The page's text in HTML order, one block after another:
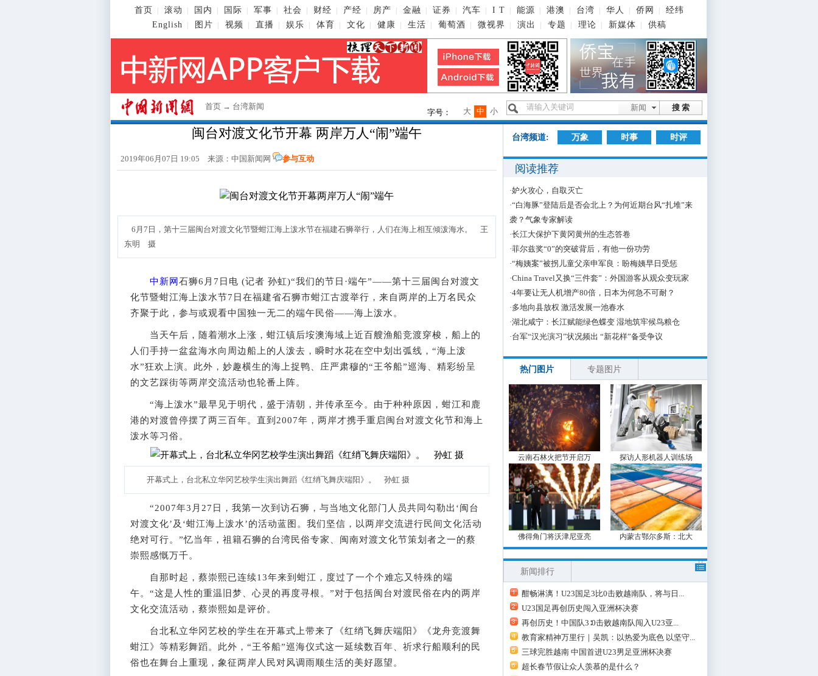
首页 滚动 国内 国际 军事 社会 财经 产经 房产 金融 证券 汽车 I T 能源 港澳 台湾 华人 侨网
经纬
English
图片 视频 直播 娱乐 体育 文化 健康 生活 葡萄酒 微视界 演出 专题 理论 新媒体 供稿
首页 → 台湾新闻 搜 索
新闻
字号： 小
中
大
闽台对渡文化节开幕 两岸万人“闹”端午
2019年06月07日 19:05 来源： 中国新闻网 参与互动
6月7日，第十三届闽台对渡文化节暨蚶江海上泼水节在福建石狮举行，人们在海上相互倾泼海水。 王
东明 摄
中新网 石狮6月7日电 (记者 孙虹)“我们的节日·端午”——第十三届闽台对渡文
化节暨蚶江海上泼水节7日在福建省石狮市蚶江古渡举行，来自两岸的上万名民众
齐聚于此，参与或观看中国独一无二的端午民俗——海上泼水。
当天午后，随着潮水上涨，蚶江镇后垵澳海域上近百艘渔船竞渡穿梭，船上的
人们手持一盆盆海水向周边船上的人泼去，瞬时水花在空中划出弧线，“海上泼
水”狂欢上演。此外，妙趣横生的海上捉鸭、庄严肃穆的“王爷船”巡海、精彩纷呈
的文艺踩街等两岸交流活动也轮番上阵。
“海上泼水”最早见于明代，盛于清朝，并传承至今。由于种种原因，蚶江和鹿
港的对渡曾停摆了两三百年。直到2007年，两岸才携手重启闽台对渡文化节和海上
泼水等习俗。
开幕式上，台北私立华冈艺校学生演出舞蹈《红绡飞舞庆端阳》。 孙虹 摄
“2007年3月27日，我第一次到访石狮，与当地文化部门人员共同勾勒出‘闽台
对渡文化’及‘蚶江海上泼水’的活动蓝图。我们坚信，以两岸交流进行民间文化活动
绝对可行。”忆当年，祖籍石狮的台湾民俗专家、闽南对渡文化节策划者之一的蔡
崇熙感慨万千。
自那时起，蔡崇熙已连续13年来到蚶江，度过了一个个难忘又特殊的端
午。“这是人性的重温旧梦、心灵的再度寻根。”对于包括闽台对渡民俗在内的两岸
文化交流活动，蔡崇熙如是评价。
台北私立华冈艺校的学生在开幕式上带来了《红绡飞舞庆端阳》《龙舟竞渡舞
蚶江》等精彩舞蹈。此外，“王爷船”巡海仪式这一延续数百年、祈求行船顺利的民
俗也在舞台上重现，象征两岸人民对风调雨顺生活的美好愿望。
台湾频道: 万象 时事 时评
阅读推荐
·妒火攻心，自取灭亡
·“白海豚”登陆后是否会北上？为何近期台风“扎堆”来
袭？气象专家解读
·长江大保护下黄冈黄州的生态答卷
·菲尔兹奖“0”的突破背后，有他一份功劳
·“梅姨案”被拐儿童父亲申军良：盼梅姨早日受惩
·China Travel又换“三件套”：外国游客从观众变玩家
·4年要让无人机增产80倍，日本为何急不可耐？
·多地向县放权 激活发展一池春水
·湖北咸宁：长江赋能绿色蝶变 湿地筑牢候鸟粮仓
·台军“汉光演习”状况频出 “新花样”备受争议
热门图片 专题图片
云南石林火把节开启万 探访人形机器人训练场
佛得角门将沃津尼亚亮 内蒙古鄂尔多斯：北大
新闻排行
酣畅淋漓！U23国足3比0击败越南队，将与日...
U23国足再创历史闯入亚洲杯决赛
再创历史！中国队3∶0击败越南队闯入U23亚...
教育家精神万里行｜吴凯：以热爱为底色 以坚守...
三球完胜越南 中国首进U23男足亚洲杯决赛
超长春节假让众人羡慕的是什么？